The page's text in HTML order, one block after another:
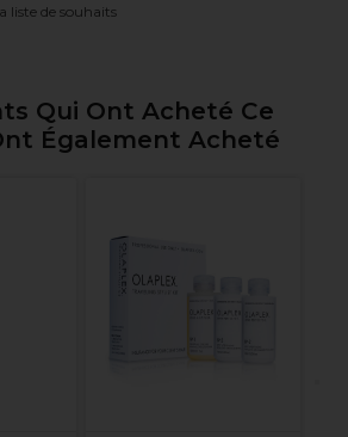
liste de souhaits
Qui Ont Acheté Ce
Également Acheté